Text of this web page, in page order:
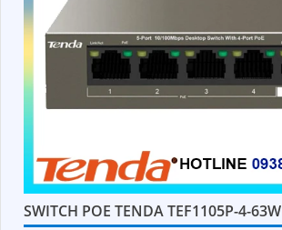
SWITCH POE TENDA TEF1105P-4-63W